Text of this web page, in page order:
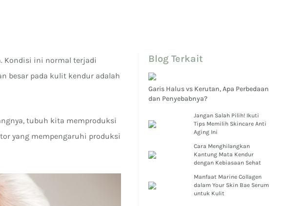
Kondisi ini normal terjadi
besar pada kulit kendur adalah
tubuh kita memproduksi
yang mempengaruhi produksi
Blog Terkait
Garis Halus vs Kerutan, Apa Perbedaan
dan Penyebabnya?
Jangan Salah Pilih! Ikuti
Tips Memilih Skincare Anti
Aging Ini
Cara Menghilangkan
Kantung Mata Kendur
dengan Kebiasaan Sehat
Manfaat Marine Collagen
dalam Your Skin Bae Serum
untuk Kulit